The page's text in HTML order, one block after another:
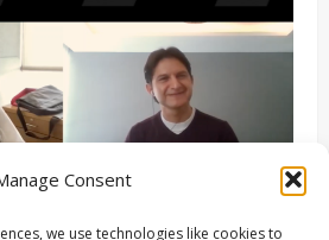
Consent
we use technologies like cookies to